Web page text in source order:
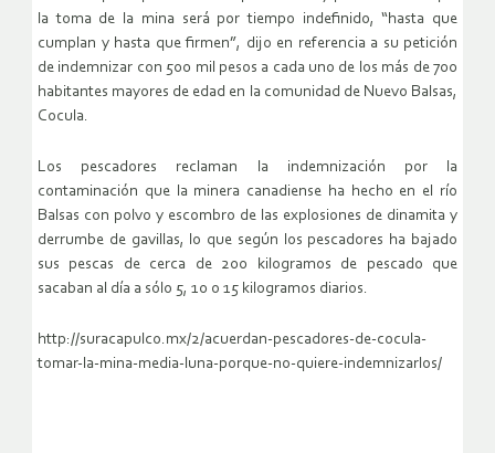
la toma de la mina será por tiempo indefinido, “hasta que
cumplan y hasta que firmen”, dijo en referencia a su petición
de indemnizar con 500 mil pesos a cada uno de los más de 700
habitantes mayores de edad en la comunidad de Nuevo Balsas,
Cocula.
Los pescadores reclaman la indemnización por la
contaminación que la minera canadiense ha hecho en el río
Balsas con polvo y escombro de las explosiones de dinamita y
derrumbe de gavillas, lo que según los pescadores ha bajado
sus pescas de cerca de 200 kilogramos de pescado que
sacaban al día a sólo 5, 10 o 15 kilogramos diarios.
http://suracapulco.mx/2/acuerdan-pescadores-de-cocula-
tomar-la-mina-media-luna-porque-no-quiere-indemnizarlos/